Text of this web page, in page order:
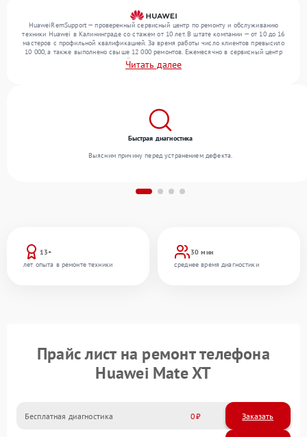
HuaweiRemSupport — проверенный сервисный центр по ремонту и обслуживанию
техники Huawei в Калининграде со стажем от 10 лет. В штате компании — от 10 до 16
мастеров с профильной квалификацией. За время работы число клиентов превысило
10 000, а также выполнено свыше 12 000 ремонтов. Ежемесячно в сервисный центр
поступает более 300 обращений, включая , , . Мы работаем с широким спектром
неисправностей и поддерживаем высокий стандарт качества благодаря
Читать далее
13+
лет опыта в ремонте техники
30 мин
среднее время диагностики
Быстрая диагностика
Выясним причину перед устранением дефекта.
Прайс лист на ремонт телефона
Huawei Mate XT
Бесплатная диагностика 0 Заказать